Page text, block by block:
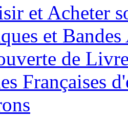
et Acheter
et
de
Françaises